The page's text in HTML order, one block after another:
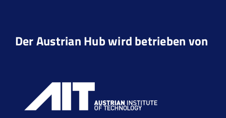
Der Austrian Hub wird betrieben von